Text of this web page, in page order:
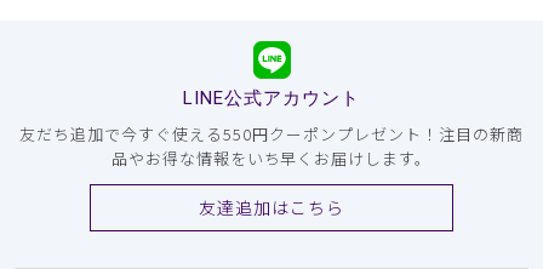
LINE公式アカウント
友だち追加で今すぐ使える550円クーポンプレゼント！注目の新商
品やお得な情報をいち早くお届けします。
友達追加はこちら